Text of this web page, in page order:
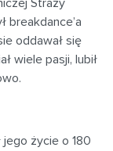
Straży
breakdance’a
oddawał się
wiele pasji, lubił
życie o 180